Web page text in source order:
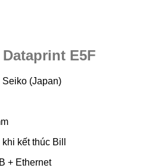
E5F
(Japan)
kết thúc Bill
+ Ethernet